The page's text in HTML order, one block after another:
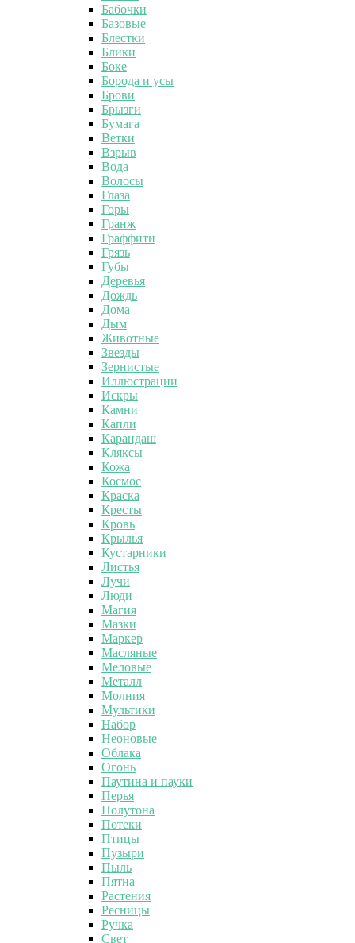
Бабочки
Базовые
Блестки
Блики
Боке
Борода и усы
Брови
Брызги
Бумага
Ветки
Взрыв
Вода
Волосы
Глаза
Горы
Гранж
Граффити
Грязь
Губы
Деревья
Дождь
Дома
Дым
Животные
Звезды
Зернистые
Иллюстрации
Искры
Камни
Капли
Карандаш
Кляксы
Кожа
Космос
Краска
Кресты
Кровь
Крылья
Кустарники
Листья
Лучи
Люди
Магия
Мазки
Маркер
Масляные
Меловые
Металл
Молния
Мультики
Набор
Неоновые
Облака
Огонь
Паутина и пауки
Перья
Полутона
Потеки
Птицы
Пузыри
Пыль
Пятна
Растения
Ресницы
Ручка
Свет